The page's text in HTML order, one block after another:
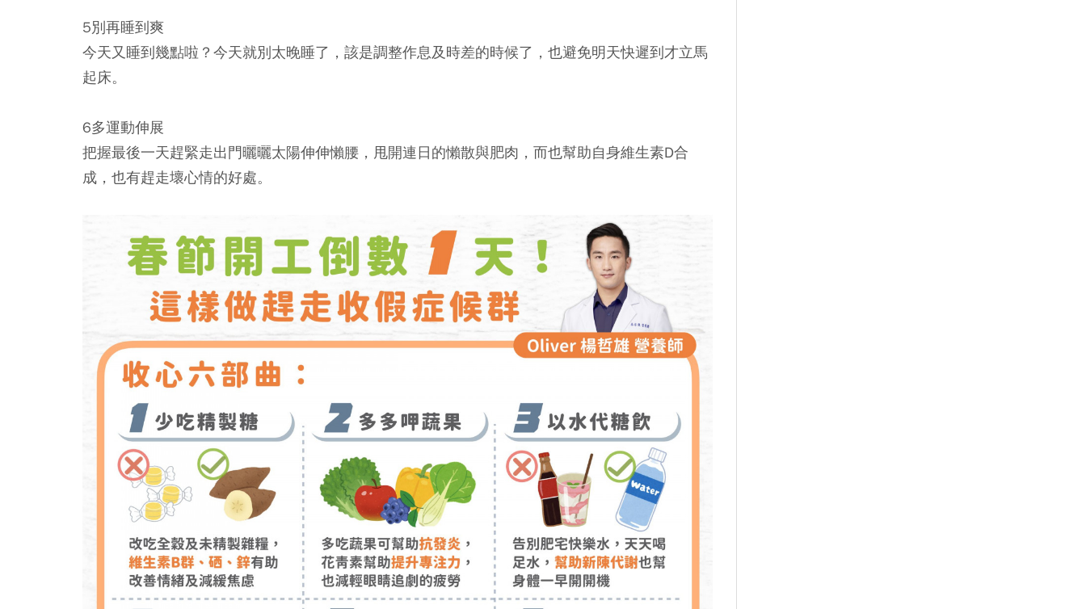
5別再睡到爽
今天又睡到幾點啦？今天就別太晚睡了，該是調整作息及時差的時候了，也避免明天快遲到才立馬
起床。
6多運動伸展
把握最後一天趕緊走出門曬曬太陽伸伸懶腰，甩開連日的懶散與肥肉，而也幫助自身維生素D合
成，也有趕走壞心情的好處。